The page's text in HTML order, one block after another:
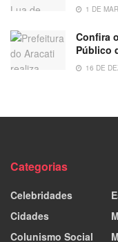
1 DE
Confira
Público
16 DE
Categorias
Celebridades
Cidades
Colunismo Social